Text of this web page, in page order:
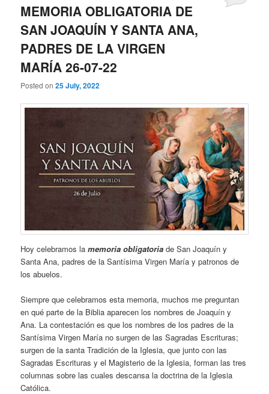
MEMORIA OBLIGATORIA DE
SAN JOAQUÍN Y SANTA ANA,
PADRES DE LA VIRGEN
MARÍA 26-07-22
Posted on25 July, 2022
Hoy celebramos lamemoria obligatoria de San Joaquín y
Santa Ana, padres de la Santísima Virgen María y patronos de
los abuelos.
Siempre que celebramos esta memoria, muchos me preguntan
en qué parte de la Biblia aparecen los nombres de Joaquín y
Ana. La contestación es que los nombres de los padres de la
Santísima Virgen María no surgen de las Sagradas Escrituras;
surgen de la santa Tradición de la Iglesia, que junto con las
Sagradas Escrituras y el Magisterio de la Iglesia, forman las tres
columnas sobre las cuales descansa la doctrina de la Iglesia
Católica.